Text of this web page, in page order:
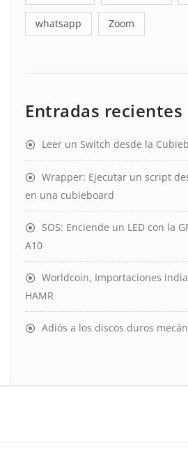
whatsapp Zoom
Entradas recientes
Leer un Switch desde la
Wrapper: Ejecutar un script
en una cubieboard
SOS: Enciende un LED con la
A10
Worldcoin, Importaciones
HAMR
Adiós a los discos duros